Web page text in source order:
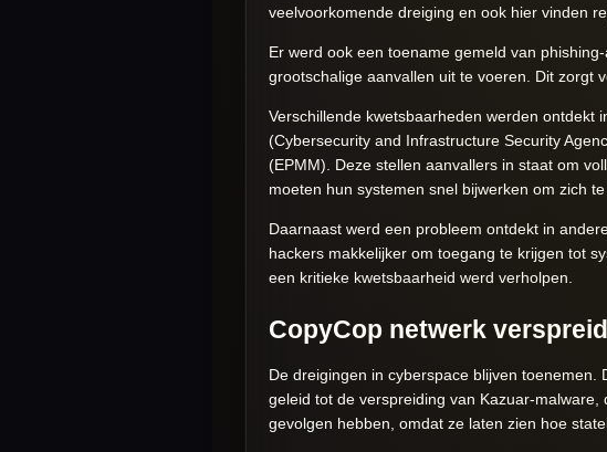
veelvoorkomende dreiging en ook hier vinden
Er werd ook een toename gemeld van
grootschalige aanvallen uit te voeren. Dit zorgt
Verschillende kwetsbaarheden werden ontdekt
(Cybersecurity and Infrastructure Security
(EPMM). Deze stellen aanvallers in staat om
moeten hun systemen snel bijwerken om zich te
Daarnaast werd een probleem ontdekt in
hackers makkelijker om toegang te krijgen tot
een kritieke kwetsbaarheid werd verholpen.
CopyCop netwerk
De dreigingen in cyberspace blijven
geleid tot de verspreiding van Kazuar-
gevolgen hebben, omdat ze laten zien hoe